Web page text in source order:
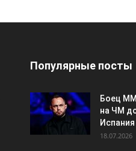
Популярные посты
Боец
на ЧМ
Испания
18.07.2026